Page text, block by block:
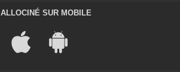
ALLOCINÉ SUR MOBILE